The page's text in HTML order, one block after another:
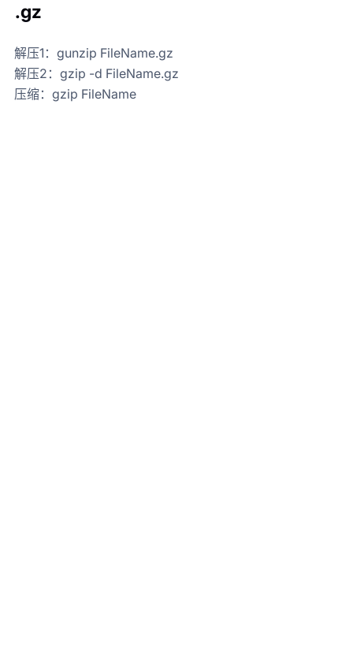
.gz
解压1：gunzip FileName.gz
解压2：gzip -d FileName.gz
压缩：gzip FileName